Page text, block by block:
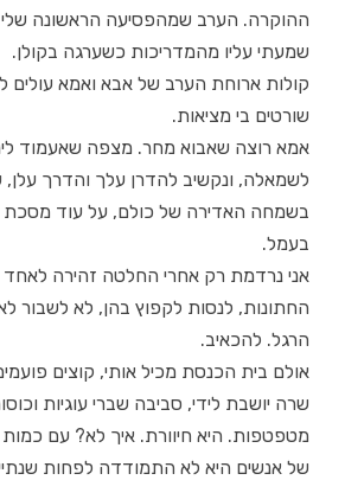
ההוקרה. הערב שמהפסיעה הראשונה שלי
שמעתי עליו מהמדריכות כשערגה בקולן.
קולות ארוחת הערב של אבא ואמא עולים
שורטים בי מציאות.
אמא רוצה שאבוא מחר. מצפה שאעמוד
לשמאלה, ונקשיב להדרן עלך והדרך
בשמחה האדירה של כולם, על עוד
בעמל.
אני נרדמת רק אחרי החלטה זהירה
החתונות, לנסות לקפוץ בהן, לא לשבור
הרגל. להכאיב.
אולם בית הכנסת מכיל אותי, קוצים
שרה יושבת לידי, סביבה שברי עוגיות
מטפטפות. היא חיוורת. איך לא? עם
של אנשים היא לא התמודדה לפחות